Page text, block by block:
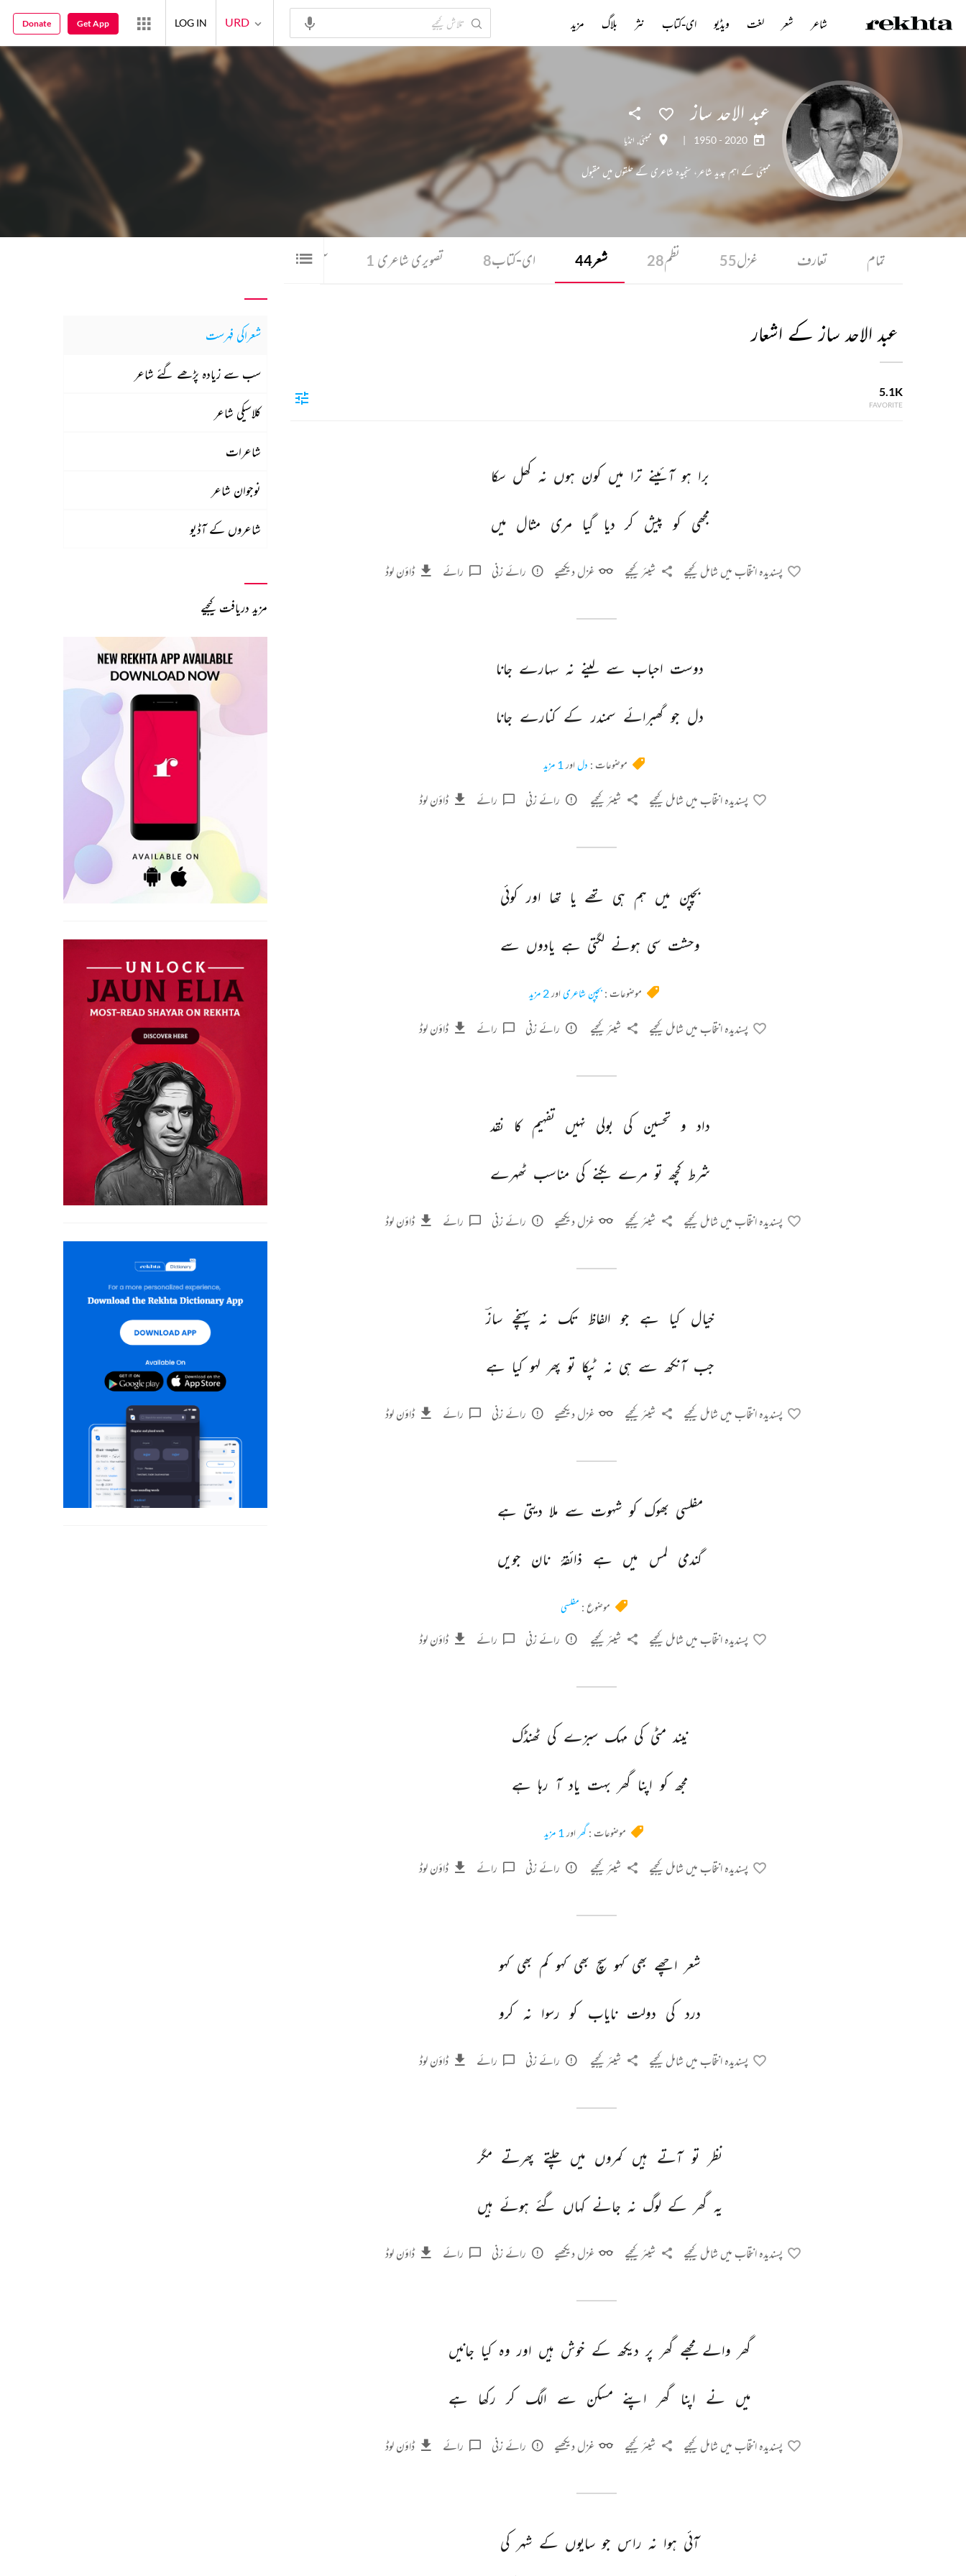
عبد الاحد ساز
1950 - 2020
| ممبئی, انڈیا
ممبئی کے اہم جدید شاعر، سنجیدہ شاعری کے حلقوں میں مقبول
تمام تعارف غزل55 نظم28 شعر44 ای-کتاب8 تصویری شاعری 1 آڈیو16
عبد الاحد ساز کے اشعار
5.1K
FAVORITE
برا ہو آئینے ترا میں کون ہوں نہ کھل سکا
مجھی کو پیش کر دیا گیا مری مثال میں
پسندیدہ انتخاب میں شامل کیجیے شیئر کیجیے غزل دیکھیے رائے زنی رائے ڈاؤن لوڈ
دوست احباب سے لینے نہ سہارے جانا
دل جو گھبرائے سمندر کے کنارے جانا
موضوعات : دل اور 1 مزید
پسندیدہ انتخاب میں شامل کیجیے شیئر کیجیے رائے زنی رائے ڈاؤن لوڈ
بچپن میں ہم ہی تھے یا تھا اور کوئی
وحشت سی ہونے لگتی ہے یادوں سے
موضوعات :بچپن شاعری اور2 مزید
پسندیدہ انتخاب میں شامل کیجیے شیئر کیجیے رائے زنی رائے ڈاؤن لوڈ
داد و تحسین کی بولی نہیں تفہیم کا نقد
شرط کچھ تو مرے بکنے کی مناسب ٹھہرے
پسندیدہ انتخاب میں شامل کیجیے شیئر کیجیے غزل دیکھیے رائے زنی رائے ڈاؤن لوڈ
خیال کیا ہے جو الفاظ تک نہ پہنچے سازؔ
جب آنکھ سے ہی نہ ٹپکا تو پھر لہو کیا ہے
پسندیدہ انتخاب میں شامل کیجیے شیئر کیجیے غزل دیکھیے رائے زنی رائے ڈاؤن لوڈ
مفلسی بھوک کو شہوت سے ملا دیتی ہے
گندمی لمس میں ہے ذائقۂ نان جویں
موضوع : مفلسی
پسندیدہ انتخاب میں شامل کیجیے شیئر کیجیے رائے زنی رائے ڈاؤن لوڈ
نیند مٹی کی مہک سبزے کی ٹھنڈک
مجھ کو اپنا گھر بہت یاد آ رہا ہے
موضوعات : گھر اور 1 مزید
پسندیدہ انتخاب میں شامل کیجیے شیئر کیجیے رائے زنی رائے ڈاؤن لوڈ
شعر اچھے بھی کہو سچ بھی کہو کم بھی کہو
درد کی دولت نایاب کو رسوا نہ کرو
پسندیدہ انتخاب میں شامل کیجیے شیئر کیجیے رائے زنی رائے ڈاؤن لوڈ
نظر تو آتے ہیں کمروں میں چلتے پھرتے مگر
یہ گھر کے لوگ نہ جانے کہاں گئے ہوئے ہیں
پسندیدہ انتخاب میں شامل کیجیے شیئر کیجیے غزل دیکھیے رائے زنی رائے ڈاؤن لوڈ
گھر والے مجھے گھر پر دیکھ کے خوش ہیں اور وہ کیا جانیں
میں نے اپنا گھر اپنے مسکن سے الگ کر رکھا ہے
پسندیدہ انتخاب میں شامل کیجیے شیئر کیجیے غزل دیکھیے رائے زنی رائے ڈاؤن لوڈ
آئی ہوا نہ راس جو سایوں کے شہر کی
شعراکی فہرست
سب سے زیادہ پڑھے گئے شاعر
کلاسیکی شاعر
شاعرات
نوجوان شاعر
شاعروں کے آڈیو
مزید دریافت کیجیے
شاعر شعر لغت ویڈیو ای-کتاب نثر بلاگ مزید URD
LOG IN
Get App
Donate